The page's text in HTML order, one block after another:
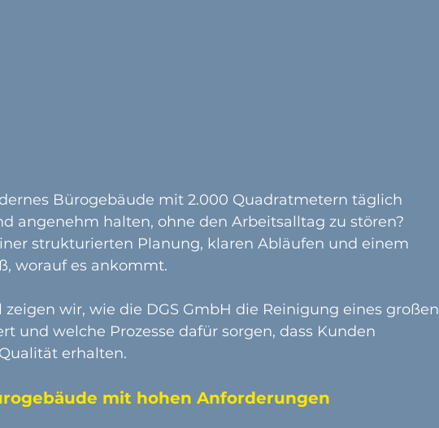
Bürogebäude mit 2.000 Quadratmetern täglich
angenehm halten, ohne den Arbeitsalltag zu stören?
strukturierten Planung, klaren Abläufen und einem
worauf es ankommt.
zeigen wir, wie die DGS GmbH die Reinigung eines großen
und welche Prozesse dafür sorgen, dass Kunden
erhalten.
mit hohen Anforderungen